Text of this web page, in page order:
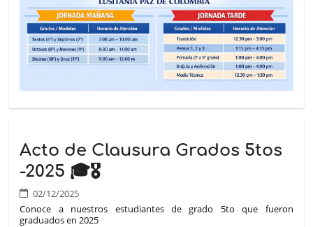
Acto de Clausura Grados 5tos
-2025 🎓🎖️
02/12/2025
Conoce a nuestros estudiantes de grado 5to que fueron
graduados en 2025